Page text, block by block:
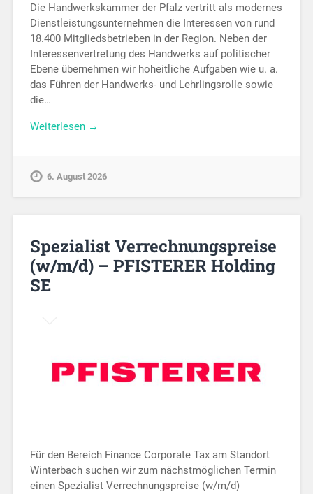
Die Handwerkskammer der Pfalz vertritt als modernes
Dienstleistungsunternehmen die Interessen von rund
18.400 Mitgliedsbetrieben in der Region. Neben der
Interessenvertretung des Handwerks auf politischer
Ebene übernehmen wir hoheitliche Aufgaben wie u. a.
das Führen der Handwerks- und Lehrlingsrolle sowie
die…
Weiterlesen →
6. August 2026
Spezialist Verrechnungspreise
(w/m/d) – PFISTERER Holding
SE
Für den Bereich Finance Corporate Tax am Standort
Winterbach suchen wir zum nächstmöglichen Termin
einen Spezialist Verrechnungspreise (w/m/d)